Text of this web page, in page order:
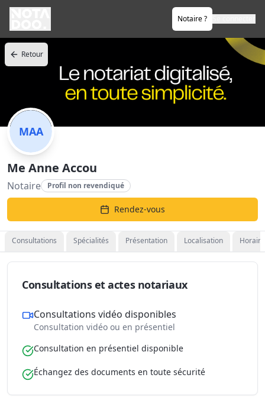
Notaire ?
Retour
MAA
Me Anne Accou
Notaire Profil non revendiqué
Rendez-vous
Consultations Spécialités Présentation Localisation
Consultations et actes notariaux
Consultations vidéo disponibles
Consultation vidéo ou en présentiel
Consultation en présentiel disponible
Échangez des documents en toute sécurité